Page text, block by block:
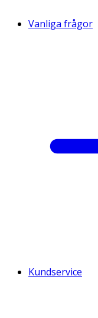
Vanliga frågor
Kundservice